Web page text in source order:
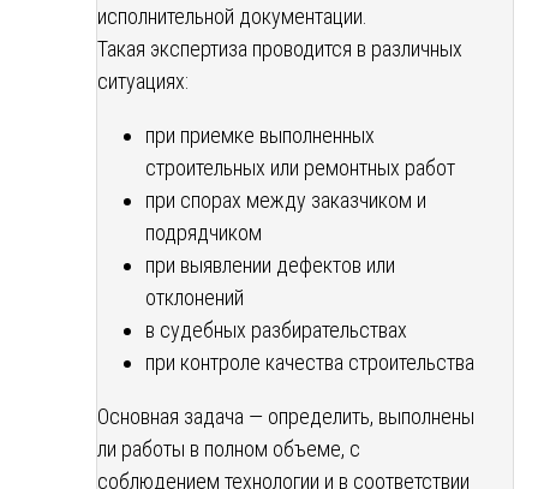
исполнительной документации.
Такая экспертиза проводится в различных
ситуациях:
при приемке выполненных
строительных или ремонтных работ
при спорах между заказчиком и
подрядчиком
при выявлении дефектов или
отклонений
в судебных разбирательствах
при контроле качества строительства
Основная задача — определить, выполнены
ли работы в полном объеме, с
соблюдением технологии и в соответствии